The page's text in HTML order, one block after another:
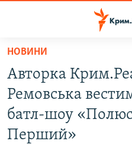
Перейти
основного
матеріалу
Перейти
до
основної
ВОДА.КРИМ
ВІДЕО ТА ФОТО
ПОЛІТИКА
НОВИНИ
Авторка
Ремовська
батл-шоу
Перший»